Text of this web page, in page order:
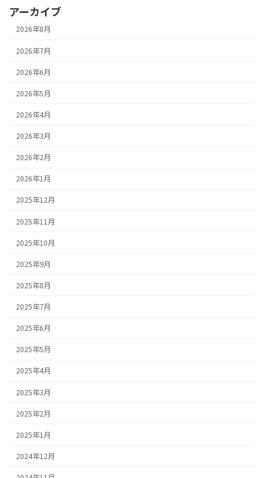
アーカイブ
2026年8月
2026年7月
2026年6月
2026年5月
2026年4月
2026年3月
2026年2月
2026年1月
2025年12月
2025年11月
2025年10月
2025年9月
2025年8月
2025年7月
2025年6月
2025年5月
2025年4月
2025年3月
2025年2月
2025年1月
2024年12月